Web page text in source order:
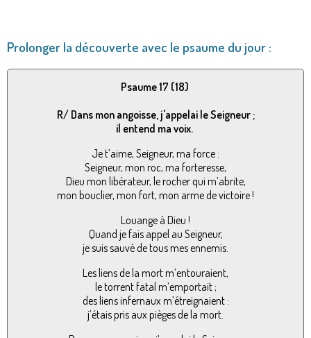
Prolonger la découverte avec le psaume du jour :
Psaume 17 (18)
R/ Dans mon angoisse, j'appelai le Seigneur ;
il entend ma voix.
Je t’aime, Seigneur, ma force :
Seigneur, mon roc, ma forteresse,
Dieu mon libérateur, le rocher qui m’abrite,
mon bouclier, mon fort, mon arme de victoire !
Louange à Dieu !
Quand je fais appel au Seigneur,
je suis sauvé de tous mes ennemis.
Les liens de la mort m’entouraient,
le torrent fatal m’emportait ;
des liens infernaux m’étreignaient :
j’étais pris aux pièges de la mort.